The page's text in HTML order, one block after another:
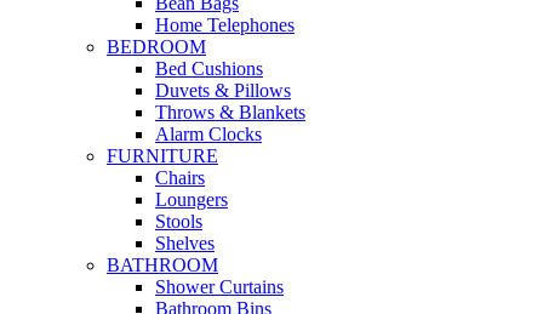
Home Telephones
BEDROOM
Bed Cushions
Duvets & Pillows
Throws & Blankets
Alarm Clocks
FURNITURE
Chairs
Loungers
Stools
Shelves
BATHROOM
Shower Curtains
Bathroom Bins